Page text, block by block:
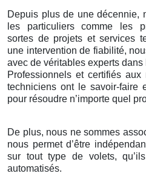
Depuis plus de une décennie,
les particuliers comme les
sortes de projets et services
une intervention de fiabilité,
avec de véritables experts dans
Professionnels et certifiés
techniciens ont le savoir-faire
pour résoudre n’importe quel
De plus, nous ne sommes
nous permet d’être
sur tout type de volets,
automatisés.